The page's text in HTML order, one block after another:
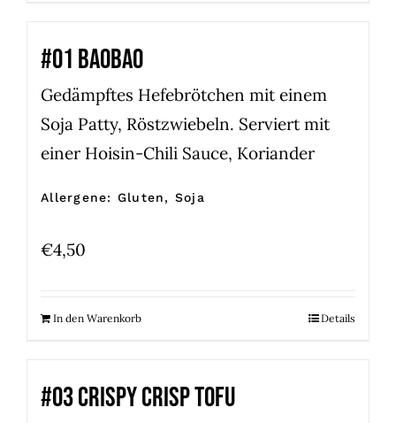
#01 BAOBAO
Gedämpftes Hefebrötchen mit einem
Soja Patty, Röstzwiebeln. Serviert mit
einer Hoisin-Chili Sauce, Koriander
Allergene: Gluten, Soja
€4,50
In den Warenkorb Details
#03 CRISPY CRISP TOFU